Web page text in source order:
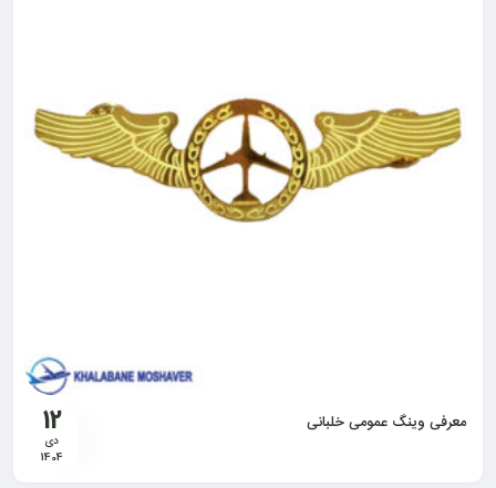
12
دی
1404
معرفی وینگ عمومی خلبانی